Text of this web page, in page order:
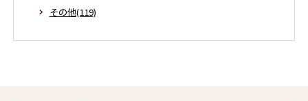
その他(119)